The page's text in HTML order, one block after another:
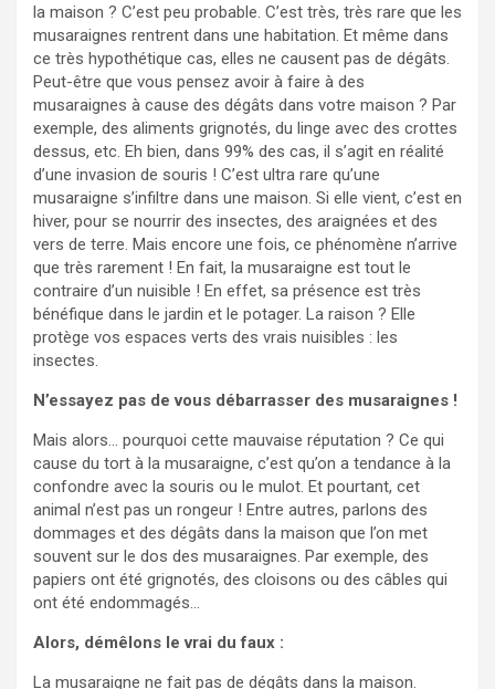
la maison ? C’est peu probable. C’est très, très rare que les
musaraignes rentrent dans une habitation. Et même dans
ce très hypothétique cas, elles ne causent pas de dégâts.
Peut-être que vous pensez avoir à faire à des
musaraignes à cause des dégâts dans votre maison ? Par
exemple, des aliments grignotés, du linge avec des crottes
dessus, etc. Eh bien, dans 99% des cas, il s’agit en réalité
d’une invasion de souris ! C’est ultra rare qu’une
musaraigne s’infiltre dans une maison. Si elle vient, c’est en
hiver, pour se nourrir des insectes, des araignées et des
vers de terre. Mais encore une fois, ce phénomène n’arrive
que très rarement ! En fait, la musaraigne est tout le
contraire d’un nuisible ! En effet, sa présence est très
bénéfique dans le jardin et le potager. La raison ? Elle
protège vos espaces verts des vrais nuisibles : les
insectes.
N’essayez pas de vous débarrasser des musaraignes !
Mais alors… pourquoi cette mauvaise réputation ? Ce qui
cause du tort à la musaraigne, c’est qu’on a tendance à la
confondre avec la souris ou le mulot. Et pourtant, cet
animal n’est pas un rongeur ! Entre autres, parlons des
dommages et des dégâts dans la maison que l’on met
souvent sur le dos des musaraignes. Par exemple, des
papiers ont été grignotés, des cloisons ou des câbles qui
ont été endommagés…
Alors, démêlons le vrai du faux :
La musaraigne ne fait pas de dégâts dans la maison.